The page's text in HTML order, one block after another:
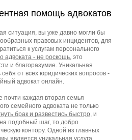
помощь адвокатов
ситуация, вы уже давно могли бы
правовых инцидентов, для
к услугам персонального
адвоката - не роскошь, это
и благоразумие. Уникальная
от всех юридических вопросов -
адвокат онлайн.
почти каждая вторая семья
семейного адвоката не только
брак и развестись быстро, и
подобный шаг, то добро
контору. Одной из главных
является уникальная услуга